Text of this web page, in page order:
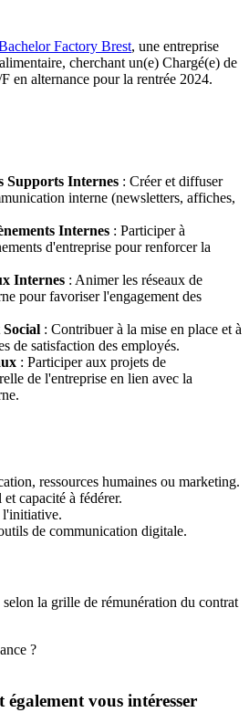
Factory Brest, une entreprise
cherchant un(e) Chargé(e) de
en alternance pour la rentrée 2024.
Supports Internes : Créer et diffuser
interne (newsletters, affiches,
Internes : Participer à
d'entreprise pour renforcer la
Internes : Animer les réseaux de
pour favoriser l'engagement des
: Contribuer à la mise en place et à
de satisfaction des employés.
: Participer aux projets de
de l'entreprise en lien avec la
ressources humaines ou marketing.
capacité à fédérer.
l'initiative.
de communication digitale.
la grille de rémunération du contrat
?
vous intéresser